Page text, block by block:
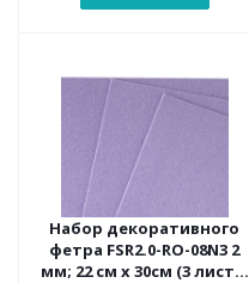
Набор декоративного
фетра FSR2.0-RO-08N3 2
мм; 22 см х 30см (3 листа,